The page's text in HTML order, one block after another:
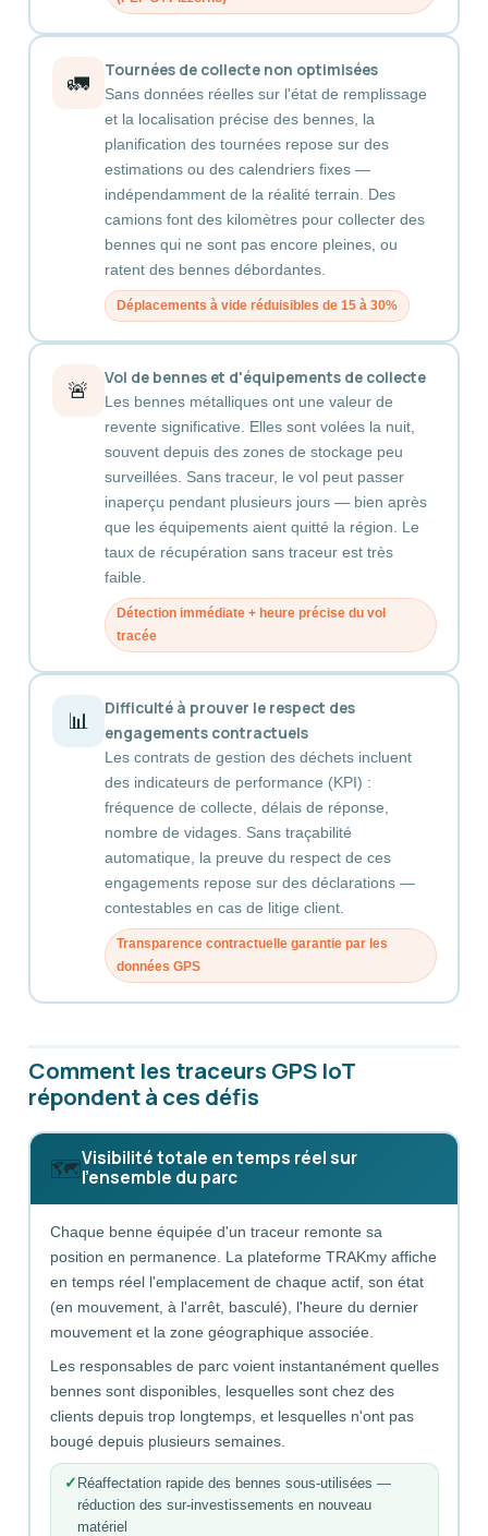
🚛
Tournées de collecte non optimisées
Sans données réelles sur l'état de remplissage
et la localisation précise des bennes, la
planification des tournées repose sur des
estimations ou des calendriers fixes —
indépendamment de la réalité terrain. Des
camions font des kilomètres pour collecter des
bennes qui ne sont pas encore pleines, ou
ratent des bennes débordantes.
Déplacements à vide réduisibles de 15 à 30%
🚨
Vol de bennes et d'équipements de collecte
Les bennes métalliques ont une valeur de
revente significative. Elles sont volées la nuit,
souvent depuis des zones de stockage peu
surveillées. Sans traceur, le vol peut passer
inaperçu pendant plusieurs jours — bien après
que les équipements aient quitté la région. Le
taux de récupération sans traceur est très
faible.
Détection immédiate + heure précise du vol
tracée
📊
Difficulté à prouver le respect des
engagements contractuels
Les contrats de gestion des déchets incluent
des indicateurs de performance (KPI) :
fréquence de collecte, délais de réponse,
nombre de vidages. Sans traçabilité
automatique, la preuve du respect de ces
engagements repose sur des déclarations —
contestables en cas de litige client.
Transparence contractuelle garantie par les
données GPS
Comment les traceurs GPS IoT
répondent à ces défis
🗺️Visibilité totale en temps réel sur
l'ensemble du parc
Chaque benne équipée d'un traceur remonte sa
position en permanence. La plateforme TRAKmy affiche
en temps réel l'emplacement de chaque actif, son état
(en mouvement, à l'arrêt, basculé), l'heure du dernier
mouvement et la zone géographique associée.
Les responsables de parc voient instantanément quelles
bennes sont disponibles, lesquelles sont chez des
clients depuis trop longtemps, et lesquelles n'ont pas
bougé depuis plusieurs semaines.
Réaffectation rapide des bennes sous-utilisées —
réduction des sur-investissements en nouveau
matériel